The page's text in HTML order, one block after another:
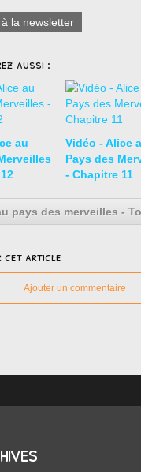
la newsletter
aussi :
au
Vidéo - Alice
Pays des
- Chapitre 11
cet article
Ajouter un commentaire